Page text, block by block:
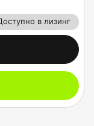
в лизинг